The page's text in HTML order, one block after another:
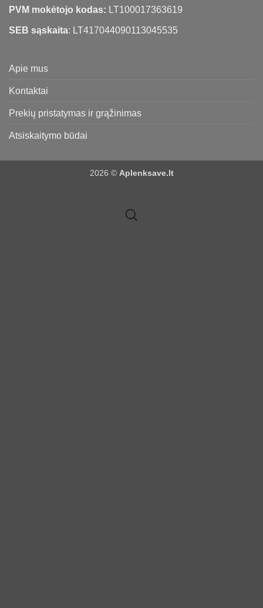
PVM mokėtojo kodas: LT100017363619
SEB sąskaita: LT417044090113045535
Apie mus
Kontaktai
Prekių pristatymas ir grąžinimas
Atsiskaitymo būdai
2026 © Aplenksave.lt